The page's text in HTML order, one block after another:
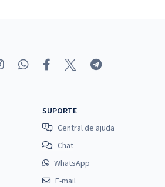
SUPORTE
Central de ajuda
Chat
WhatsApp
E-mail